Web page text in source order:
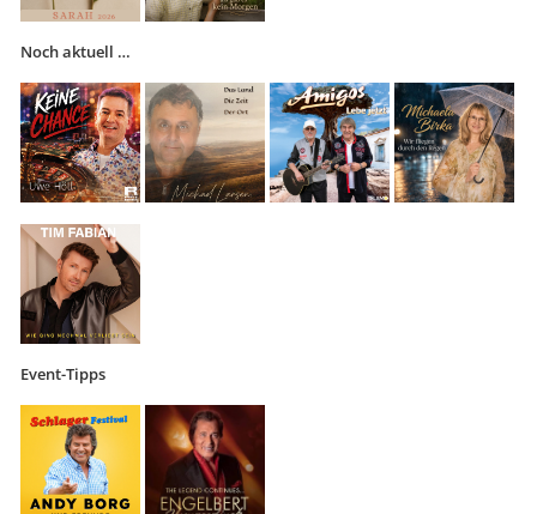
Noch aktuell …
Event-Tipps